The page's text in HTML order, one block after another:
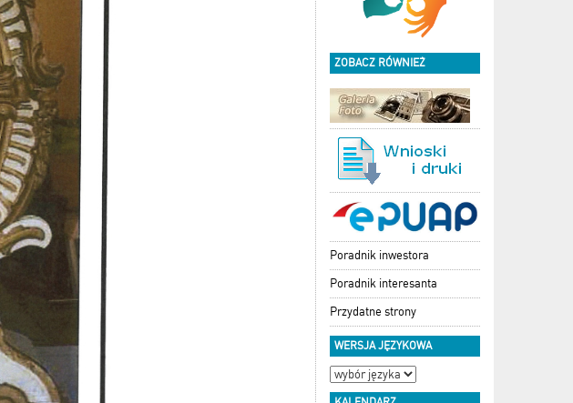
ZOBACZ RÓWNIEŻ
Poradnik inwestora
Poradnik interesanta
Przydatne strony
WERSJA JĘZYKOWA